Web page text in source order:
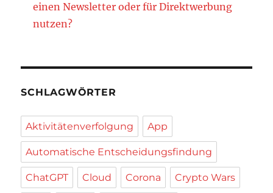
einen Newsletter oder für Direktwerbung
nutzen?
SCHLAGWÖRTER
Aktivitätenverfolgung App
Automatische Entscheidungsfindung
ChatGPT Cloud Corona Crypto Wars